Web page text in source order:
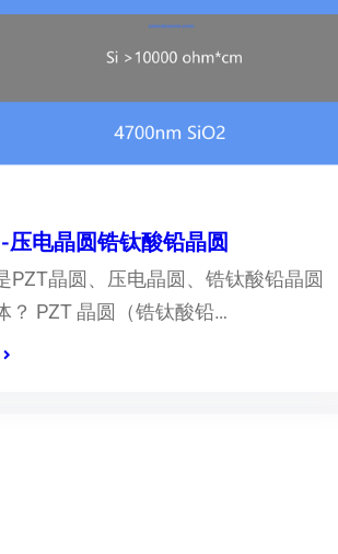
压电晶圆锆钛酸铅晶圆
PZT晶圆、压电晶圆、锆钛酸铅晶圆
？ PZT 晶圆（锆钛酸铅…